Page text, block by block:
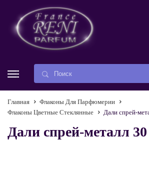
Главная
Флаконы Для Парфюмерии
Флаконы Цветные Стеклянные
Дали спрей-
Дали спрей-металл